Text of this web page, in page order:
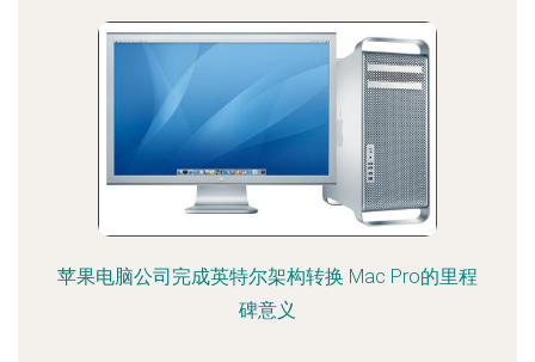
苹果电脑公司完成英特尔架构转换 Mac Pro的里程
碑意义